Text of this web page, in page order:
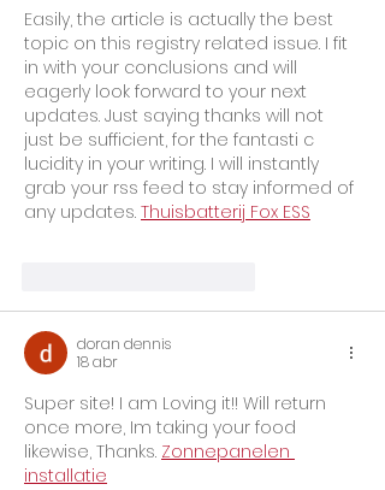
Easily, the article is actually the best
topic on this registry related issue. I fit
in with your conclusions and will
eagerly look forward to your next
updates. Just saying thanks will not
just be sufficient, for the fantasti c
lucidity in your writing. I will instantly
grab your rss feed to stay informed of
any updates. Thuisbatterij Fox ESS
doran dennis
18 abr
Super site! I am Loving it!! Will return
once more, Im taking your food
likewise, Thanks. Zonnepanelen
installatie